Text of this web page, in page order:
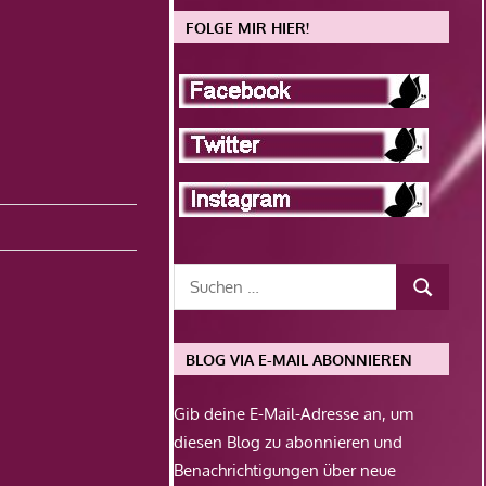
FOLGE MIR HIER!
BLOG VIA E-MAIL ABONNIEREN
Gib deine E-Mail-Adresse an, um
diesen Blog zu abonnieren und
Benachrichtigungen über neue